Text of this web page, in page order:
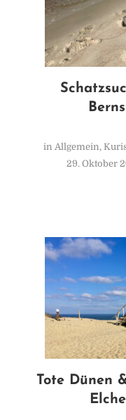
in Allgemein,
29. Oktober
Tote Dünen